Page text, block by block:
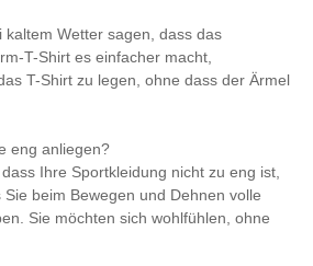
kaltem Wetter sagen, dass das
T-Shirt es einfacher macht,
T-Shirt zu legen, ohne dass der Ärmel
eng anliegen?
Ihre Sportkleidung nicht zu eng ist,
beim Bewegen und Dehnen volle
Sie möchten sich wohlfühlen, ohne